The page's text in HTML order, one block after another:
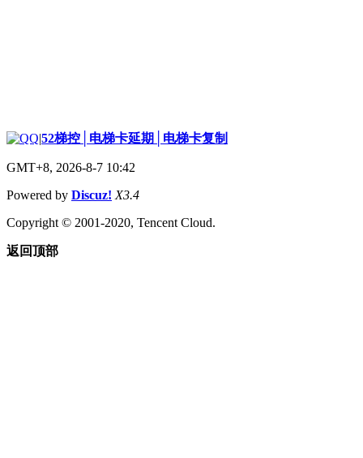
|52梯控│电梯卡延期│电梯卡复制
GMT+8, 2026-8-7 10:42
Powered by Discuz! X3.4
Copyright © 2001-2020, Tencent Cloud.
返回顶部